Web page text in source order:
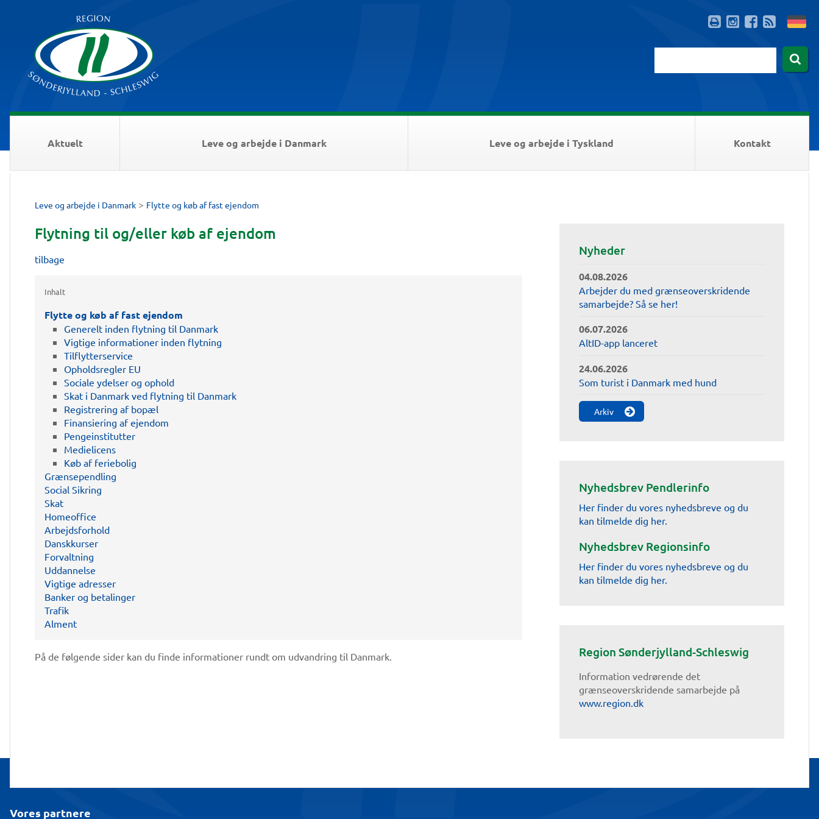
Aktuelt Leve og arbejde i Danmark Leve og arbejde i Tyskland Kontakt
Leve og arbejde i Danmark > Flytte og køb af fast ejendom
Flytning til og/eller køb af ejendom
tilbage
Inhalt
Flytte og køb af fast ejendom
Generelt inden flytning til Danmark
Vigtige informationer inden flytning
Tilflytterservice
Opholdsregler EU
Sociale ydelser og ophold
Skat i Danmark ved flytning til Danmark
Registrering af bopæl
Finansiering af ejendom
Pengeinstitutter
Medielicens
Køb af feriebolig
Grænsependling
Social Sikring
Skat
Homeoffice
Arbejdsforhold
Danskkurser
Forvaltning
Uddannelse
Vigtige adresser
Banker og betalinger
Trafik
Alment
På de følgende sider kan du finde informationer rundt om udvandring til Danmark.
Nyheder
04.08.2026
Arbejder du med grænseoverskridende
samarbejde? Så se her!
06.07.2026
AltID-app lanceret
24.06.2026
Som turist i Danmark med hund
Arkiv
Nyhedsbrev Pendlerinfo
Her finder du vores nyhedsbreve og du
kan tilmelde dig her.
Nyhedsbrev Regionsinfo
Her finder du vores nyhedsbreve og du
kan tilmelde dig her.
Region Sønderjylland-Schleswig
Information vedrørende det
grænseoverskridende samarbejde på
www.region.dk
Vores partnere